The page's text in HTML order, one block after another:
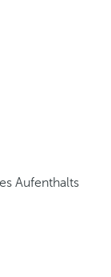
Aufenthalts